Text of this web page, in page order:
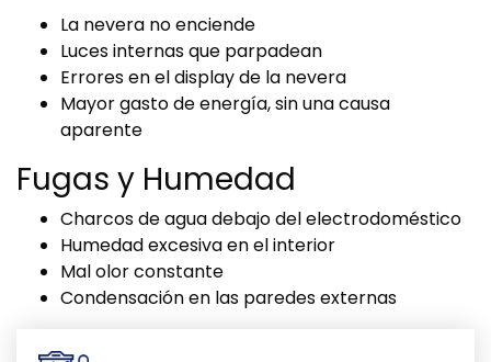
La nevera no enciende
Luces internas que parpadean
Errores en el display de la nevera
Mayor gasto de energía, sin una causa
aparente
Fugas y Humedad
Charcos de agua debajo del electrodoméstico
Humedad excesiva en el interior
Mal olor constante
Condensación en las paredes externas